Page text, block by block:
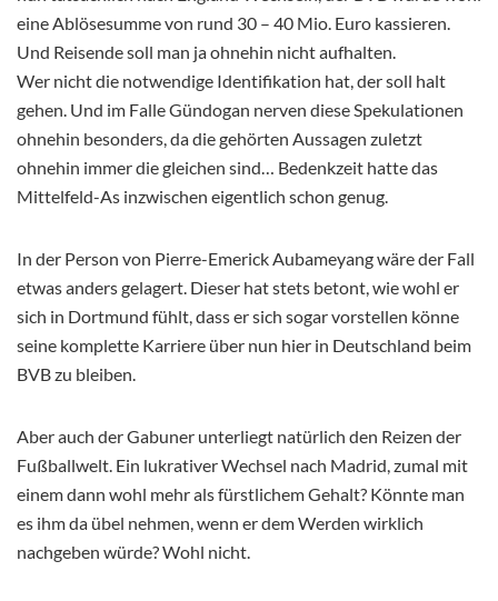
eine Ablösesumme von rund 30 – 40 Mio. Euro kassieren.
Und Reisende soll man ja ohnehin nicht aufhalten.
Wer nicht die notwendige Identifikation hat, der soll halt
gehen. Und im Falle Gündogan nerven diese Spekulationen
ohnehin besonders, da die gehörten Aussagen zuletzt
ohnehin immer die gleichen sind… Bedenkzeit hatte das
Mittelfeld-As inzwischen eigentlich schon genug.
In der Person von Pierre-Emerick Aubameyang wäre der Fall
etwas anders gelagert. Dieser hat stets betont, wie wohl er
sich in Dortmund fühlt, dass er sich sogar vorstellen könne
seine komplette Karriere über nun hier in Deutschland beim
BVB zu bleiben.
Aber auch der Gabuner unterliegt natürlich den Reizen der
Fußballwelt. Ein lukrativer Wechsel nach Madrid, zumal mit
einem dann wohl mehr als fürstlichem Gehalt? Könnte man
es ihm da übel nehmen, wenn er dem Werden wirklich
nachgeben würde? Wohl nicht.